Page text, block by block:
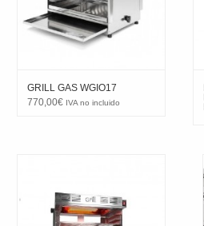
GRILL GAS WGIO17
770,00€ IVA no incluido